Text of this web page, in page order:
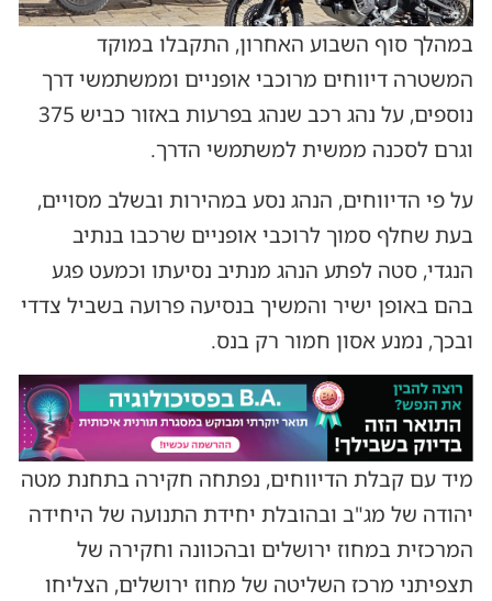
במהלך סוף השבוע האחרון, התקבלו במוקד
המשטרה דיווחים מרוכבי אופניים וממשתמשי דרך
נוספים, על נהג רכב שנהג בפרעות באזור כביש 375
וגרם לסכנה ממשית למשתמשי הדרך.
על פי הדיווחים, הנהג נסע במהירות ובשלב מסויים,
בעת שחלף סמוך לרוכבי אופניים שרכבו בנתיב
הנגדי, סטה לפתע הנהג מנתיב נסיעתו וכמעט פגע
בהם באופן ישיר והמשיך בנסיעה פרועה בשביל צדדי
ובכך, נמנע אסון חמור רק בנס.
מיד עם קבלת הדיווחים, נפתחה חקירה בתחנת מטה
יהודה של מג"ב ובהובלת יחידת התנועה של היחידה
המרכזית במחוז ירושלים ובהכוונה וחקירה של
תצפיתני מרכז השליטה של מחוז ירושלים, הצליחו